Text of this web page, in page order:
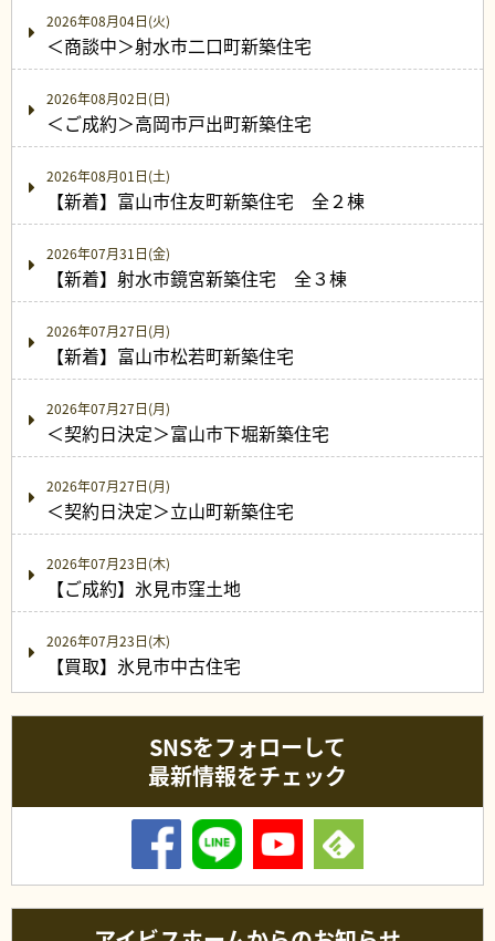
2026年08月04日(火)
＜商談中＞射水市二口町新築住宅
2026年08月02日(日)
＜ご成約＞高岡市戸出町新築住宅
2026年08月01日(土)
【新着】富山市住友町新築住宅 全２棟
2026年07月31日(金)
【新着】射水市鏡宮新築住宅 全３棟
2026年07月27日(月)
【新着】富山市松若町新築住宅
2026年07月27日(月)
＜契約日決定＞富山市下堀新築住宅
2026年07月27日(月)
＜契約日決定＞立山町新築住宅
2026年07月23日(木)
【ご成約】氷見市窪土地
2026年07月23日(木)
【買取】氷見市中古住宅
SNSをフォローして
最新情報をチェック